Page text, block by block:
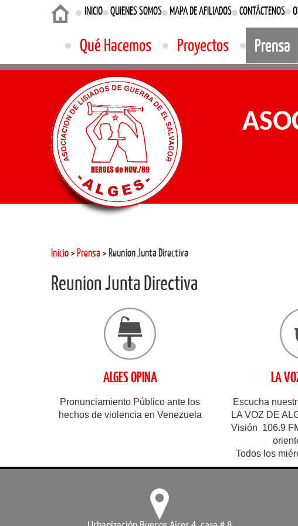
INICIO QUIENES SOMOS MAPA DE AFILIADOS CONTÁCTENOS
Qué Hacemos Proyectos Prensa
Inicio>Prensa > Reunion Junta Directiva
Reunion Junta Directiva
ALGES OPINA
Pronunciamiento Público ante los
hechos de violencia en Venezuela
LA
Escucha
LA VOZ DE
Visión 106.9
Todos los